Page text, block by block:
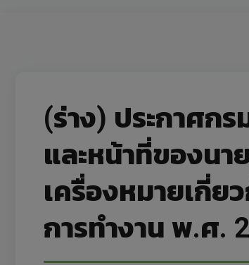
(ร่าง) ประกาศก
และหน้าที่ของน
เครื่องหมายเกี่ย
การทำงาน พ.ศ.